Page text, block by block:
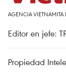
AGENCIA VIETNAMITA
Editor en jefe:
Propiedad